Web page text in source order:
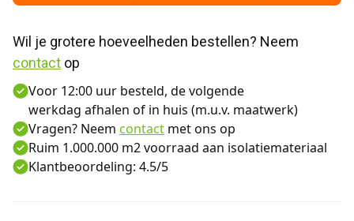
contact op
Voor 12:00 uur besteld, de volgende
werkdag afhalen of in huis (m.u.v. maatwerk)
Vragen? Neem contact met ons op
Ruim 1.000.000 m2 voorraad aan isolatiemateriaal
Klantbeoordeling: 4.5/5